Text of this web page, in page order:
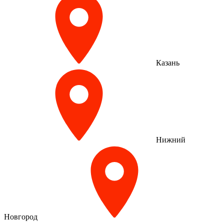
Казань
Нижний
Новгород